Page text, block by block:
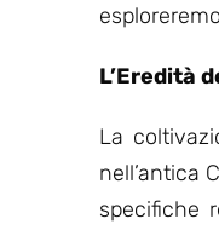
L’Eredità
La
nell’antica
specifiche